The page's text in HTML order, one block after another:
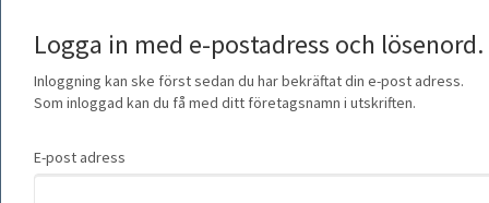
Logga in med e-postadress och lösenord.
Inloggning kan ske först sedan du har bekräftat din e-post adress.
Som inloggad kan du få med ditt företagsnamn i utskriften.
E-post adress